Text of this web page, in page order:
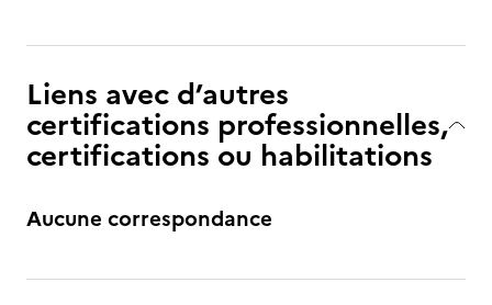
Liens avec d’autres
certifications professionnelles,
certifications ou habilitations
Aucune correspondance